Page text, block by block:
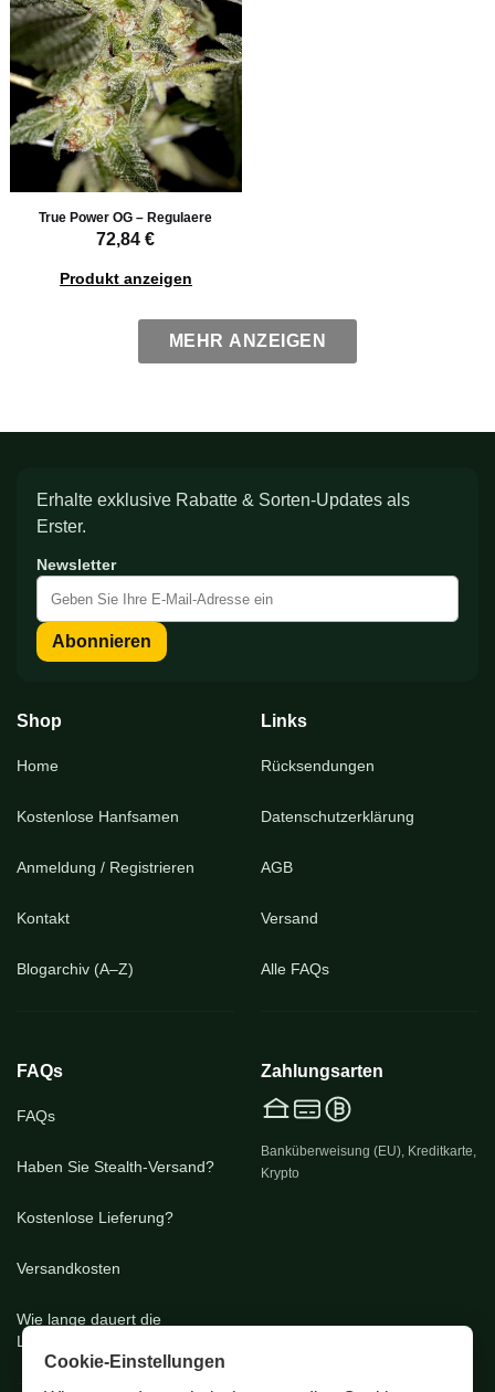
Cookie-Einstellungen
True Power OG – Regulaere
72,84 €
Produkt anzeigen
MEHR ANZEIGEN
Erhalte exklusive Rabatte & Sorten-Updates als
Erster.
Newsletter
Melden
Sie
sich
für
an:
Abonnieren
Shop
Home
Kostenlose Hanfsamen
Anmeldung / Registrieren
Kontakt
Blogarchiv (A–Z)
Links
Rücksendungen
Datenschutzerklärung
AGB
Versand
Alle FAQs
FAQs
FAQs
Haben Sie Stealth-Versand?
Kostenlose Lieferung?
Versandkosten
Wie lange dauert die
Lieferung?
Zahlungsarten
Banküberweisung (EU), Kreditkarte,
Krypto